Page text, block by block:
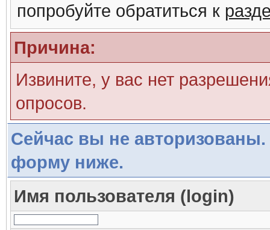
попробуйте обратиться к
Причина:
Извините, у вас нет
опросов.
Сейчас вы не авторизованы.
форму ниже.
Имя пользователя (login)